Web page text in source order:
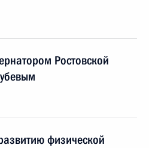
Ростовской
физической